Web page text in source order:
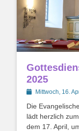
2025
PostedMittwoch, 16.
Die
lädt herzlich
dem 17. April,